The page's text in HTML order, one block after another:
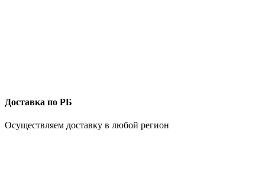
Доставка по РБ
Осуществляем доставку в любой регион